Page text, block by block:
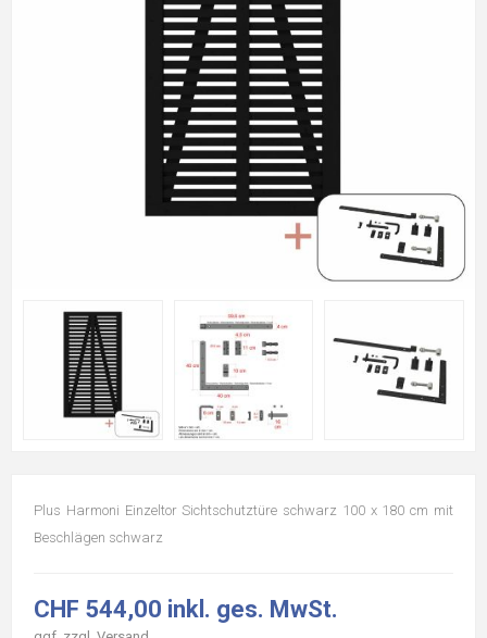
Plus Harmoni Einzeltor Sichtschutztüre schwarz 100 x 180 cm mit
Beschlägen schwarz
CHF 544,00 inkl. ges. MwSt.